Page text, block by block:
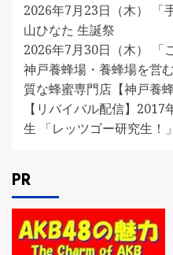
2026年7月23日（木） 「
山ひなた 生誕祭
2026年7月30日（木） 「
神戸養蜂場・養蜂場を営
質な蜂蜜専門店【神戸養
【リバイバル配信】
生 「レッツゴー研究生！
PR